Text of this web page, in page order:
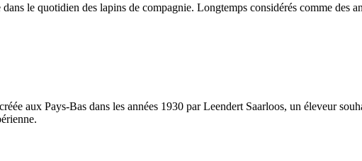
le quotidien des lapins de compagnie. Longtemps considérés comme des
aux Pays-Bas dans les années 1930 par Leendert Saarloos, un éleveur